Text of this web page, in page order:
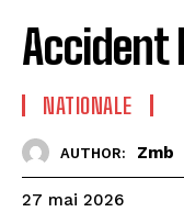
Accident
NATIONALE
AUTHOR: Zmb
27 mai 2026